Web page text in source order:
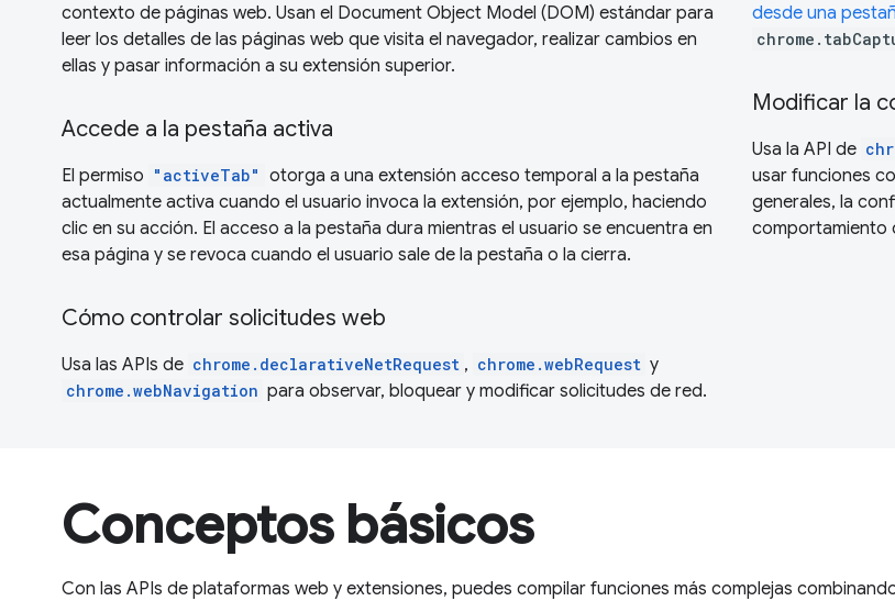
contexto de páginas web. Usan el Document Object Model (DOM) estándar para
leer los detalles de las páginas web que visita el navegador, realizar cambios en
ellas y pasar información a su extensión superior.
Accede a la pestaña activa
El permiso "activeTab" otorga a una extensión acceso temporal a la pestaña
actualmente activa cuando el usuario invoca la extensión, por ejemplo, haciendo
clic en su acción. El acceso a la pestaña dura mientras el usuario se encuentra en
esa página y se revoca cuando el usuario sale de la pestaña o la cierra.
Cómo controlar solicitudes web
Usa las APIs de chrome.declarativeNetRequest , chrome.webRequest y
chrome.webNavigation para observar, bloquear y modificar solicitudes de red.
desde una
Modificar la
Usa la API de
usar funciones
generales, la
comportamiento
Conceptos básicos
Con las APIs de plataformas web y extensiones, puedes compilar funciones más complejas